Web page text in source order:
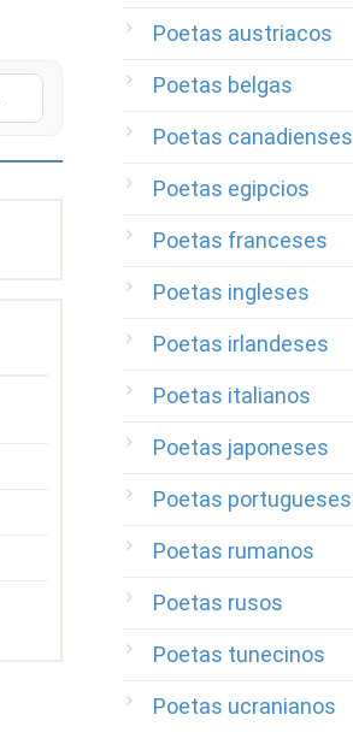
Poetas austriacos
Poetas belgas
Poetas canadienses
Poetas egipcios
Poetas franceses
Poetas ingleses
Poetas irlandeses
Poetas italianos
Poetas japoneses
Poetas portugueses
Poetas rumanos
Poetas rusos
Poetas tunecinos
Poetas ucranianos